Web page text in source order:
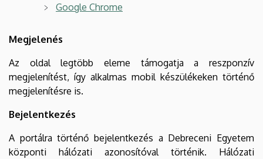
Google Chrome
Megjelenés
Az oldal legtöbb eleme támogatja a reszponzív
megjelenítést, így alkalmas mobil készülékeken történő
megjelenítésre is.
Bejelentkezés
A portálra történő bejelentkezés a Debreceni Egyetem
központi hálózati azonosítóval történik. Hálózati